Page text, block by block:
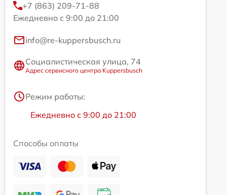
+7 (863) 209-71-88
Ежедневно с 9:00 до 21:00
info@re-kuppersbusch.ru
Социалистическая улица, 74
Адрес сервисного центра Kuppersbusch
Режим работы:
Ежедневно с 9:00 до 21:00
Способы оплаты